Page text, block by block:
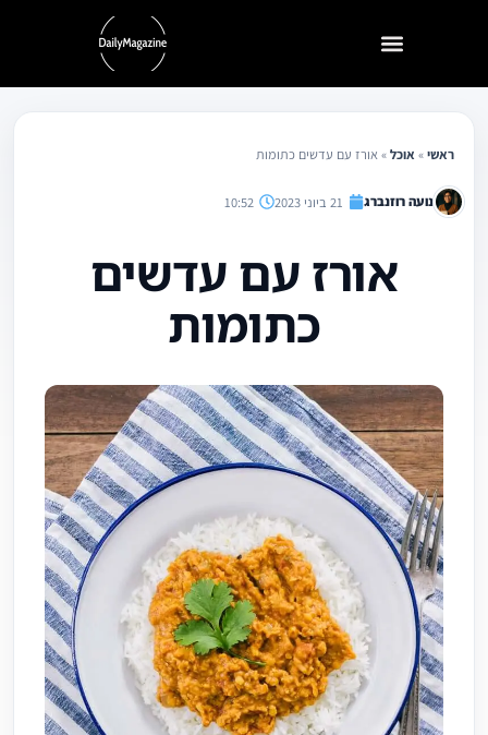
ראשי» אוכל»אורז עם עדשים כתומות
נועה רוזנברג 21 ביוני 2023 10:52
אורז עם עדשים
כתומות